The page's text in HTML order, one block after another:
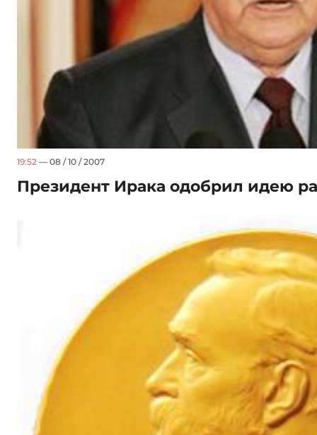
19:52 — 08 / 10 / 2007
Президент Ирака одобрил идею